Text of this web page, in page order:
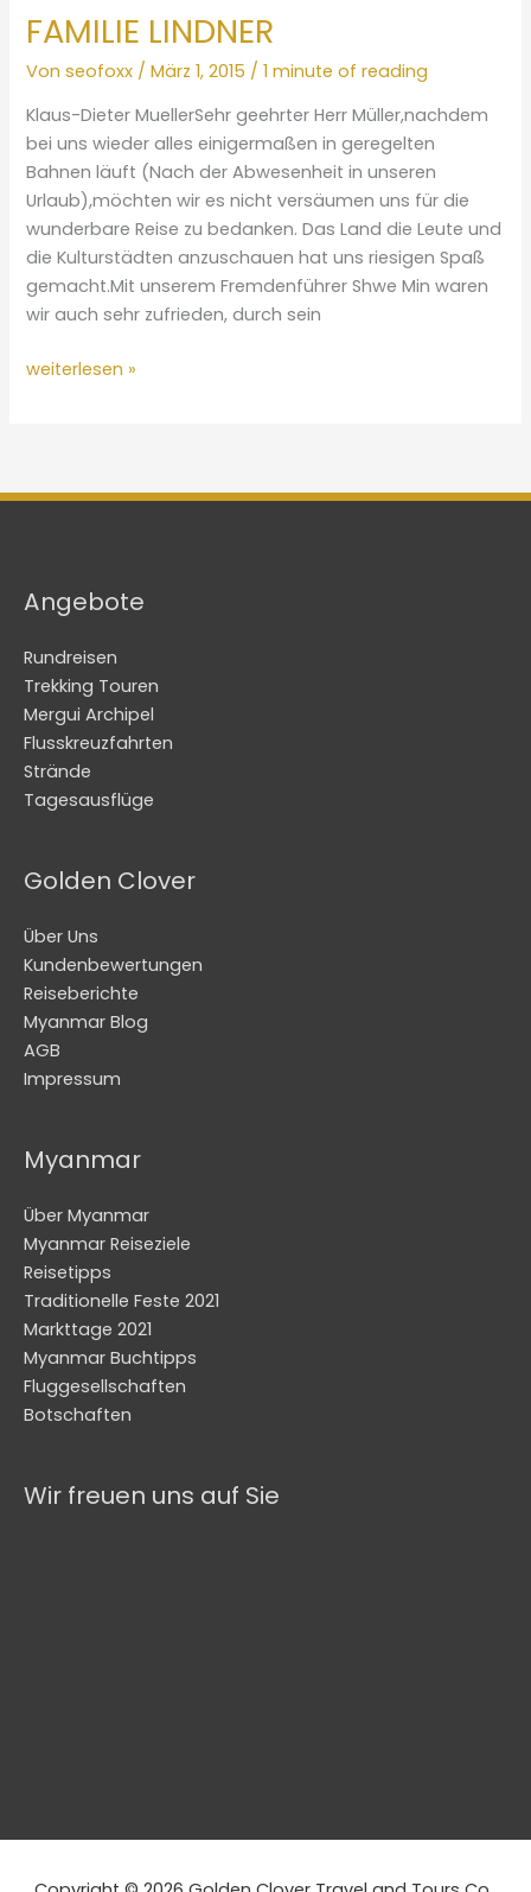
FAMILIE LINDNER
Vonseofoxx /März 1, 2015 /1 minute of reading
Klaus-Dieter MuellerSehr geehrter Herr Müller,nachdem
bei uns wieder alles einigermaßen in geregelten
Bahnen läuft (Nach der Abwesenheit in unseren
Urlaub),möchten wir es nicht versäumen uns für die
wunderbare Reise zu bedanken. Das Land die Leute und
die Kulturstädten anzuschauen hat uns riesigen Spaß
gemacht.Mit unserem Fremdenführer Shwe Min waren
wir auch sehr zufrieden, durch sein
FAMILIE
weiterlesen »
Angebote
Rundreisen
Trekking Touren
Mergui Archipel
Flusskreuzfahrten
Strände
Tagesausflüge
Golden Clover
Über Uns
Kundenbewertungen
Reiseberichte
Myanmar Blog
AGB
Impressum
Myanmar
Über Myanmar
Myanmar Reiseziele
Reisetipps
Traditionelle Feste 2021
Markttage 2021
Myanmar Buchtipps
Fluggesellschaften
Botschaften
Wir freuen uns auf Sie